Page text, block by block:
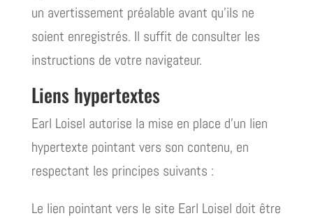
un avertissement préalable avant qu’ils ne
soient enregistrés. Il suffit de consulter les
instructions de votre navigateur.
Liens hypertextes
Earl Loisel autorise la mise en place d’un lien
hypertexte pointant vers son contenu, en
respectant les principes suivants :
Le lien pointant vers le site Earl Loisel doit être